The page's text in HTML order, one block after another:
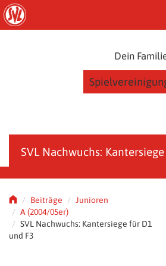
i
Dein
SVL Nachwuchs:
Beiträge
Junioren
A (2004/05er)
SVL Nachwuchs: Kantersiege für D1
und F3